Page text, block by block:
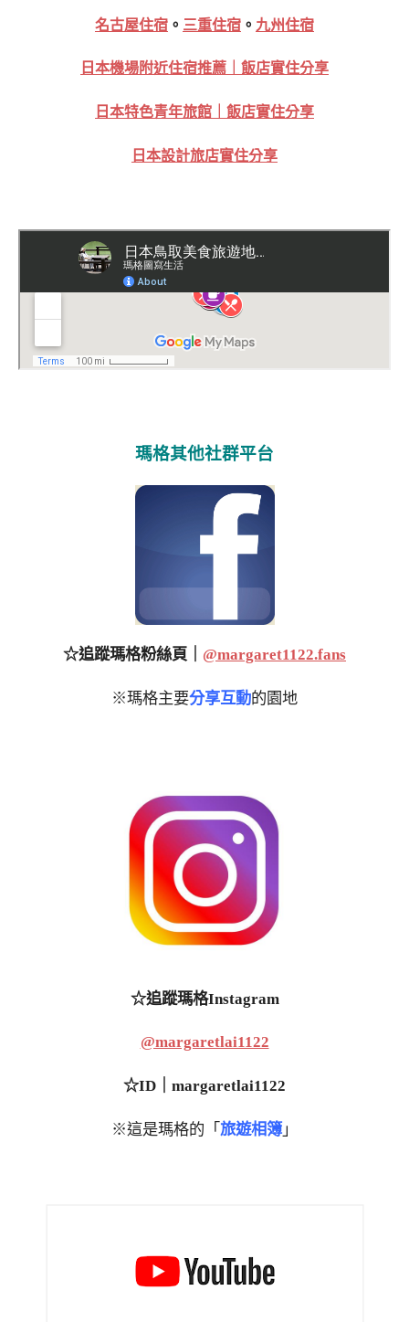
名古屋住宿 。 三重住宿 。 九州住宿
日本機場附近住宿推薦｜飯店實住分享
日本特色青年旅館｜飯店實住分享
日本設計旅店實住分享
瑪格其他社群平台
☆追蹤瑪格粉絲頁｜ @margaret1122.fans
※瑪格主要分享互動的園地
☆追蹤瑪格Instagram
@margaretlai1122
☆ID｜margaretlai1122
※這是瑪格的「 旅遊相簿 」